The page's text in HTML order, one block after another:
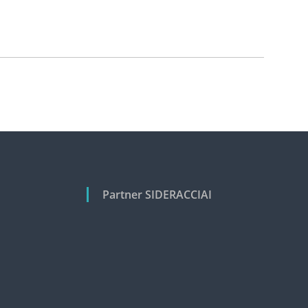
Partner SIDERACCIAI